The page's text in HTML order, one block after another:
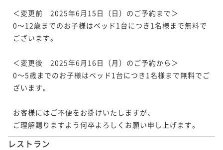
＜変更前　2025年6月15日（日）のご予約まで＞
0～12歳までのお子様はベッド1台につき1名様まで無料で
ございます。
＜変更後　2025年6月16日（月）のご予約から＞
0～5歳までのお子様はベッド1台につき1名様まで無料でご
ざいます。
お客様にはご不便をお掛けいたしますが、
ご理解賜りますよう何卒よろしくお願い申し上げます。
レストラン